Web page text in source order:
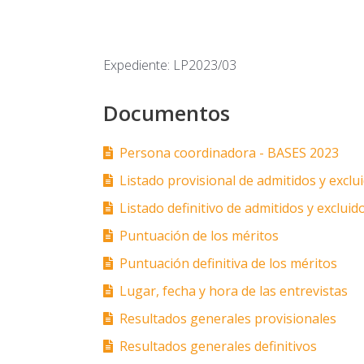
Expediente: LP2023/03
Documentos
Persona coordinadora - BASES 2023
Listado provisional de admitidos y
Listado definitivo de admitidos y
Puntuación de los méritos
Puntuación definitiva de los méritos
Lugar, fecha y hora de las entrevistas
Resultados generales provisionales
Resultados generales definitivos